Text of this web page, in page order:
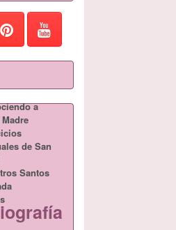
a
de San
Santos